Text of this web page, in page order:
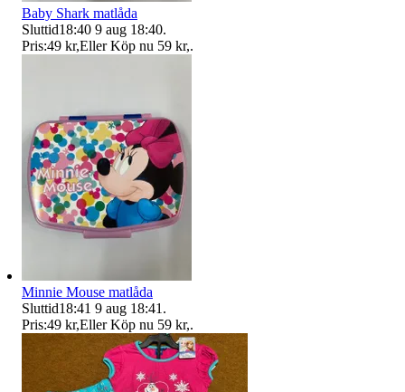
Baby Shark matlåda
Sluttid18:40 9 aug 18:40.
Pris:49 kr,Eller Köp nu 59 kr,.
Minnie Mouse matlåda
Sluttid18:41 9 aug 18:41 .
Pris:49 kr,Eller Köp nu 59 kr,.